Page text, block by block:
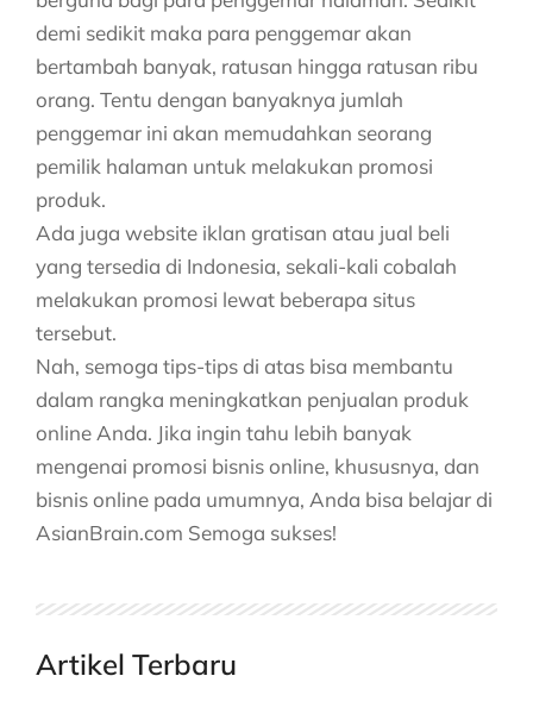
demi sedikit maka para penggemar akan
bertambah banyak, ratusan hingga ratusan ribu
orang. Tentu dengan banyaknya jumlah
penggemar ini akan memudahkan seorang
pemilik halaman untuk melakukan promosi
produk.
Ada juga website iklan gratisan atau jual beli
yang tersedia di Indonesia, sekali-kali cobalah
melakukan promosi lewat beberapa situs
tersebut.
Nah, semoga tips-tips di atas bisa membantu
dalam rangka meningkatkan penjualan produk
online Anda. Jika ingin tahu lebih banyak
mengenai promosi bisnis online, khususnya, dan
bisnis online pada umumnya, Anda bisa belajar di
AsianBrain.com Semoga sukses!
Artikel Terbaru